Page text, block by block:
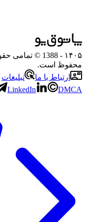
۱۴۰۵
- 1388 ©
محفوظ است.
ارتباط با ما
تبلیغات
LinkedIn DMCA